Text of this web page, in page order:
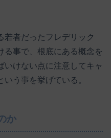
若者だったフレデリック
る事で、根底にある概念を
いけない点に注意してキャ
う事を挙げている。
か